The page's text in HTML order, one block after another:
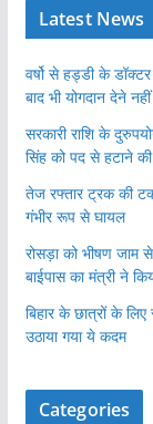
Latest News
वर्षो से हड्डी के
बाद भी योगदान देने
सरकारी राशि के
सिंह को पद से हटाने
तेज रफ्तार ट्रक की
गंभीर रूप से घायल
रोसड़ा को भीषण
बाईपास का मंत्री ने
बिहार के छात्रों के
उठाया गया ये कदम
Categories